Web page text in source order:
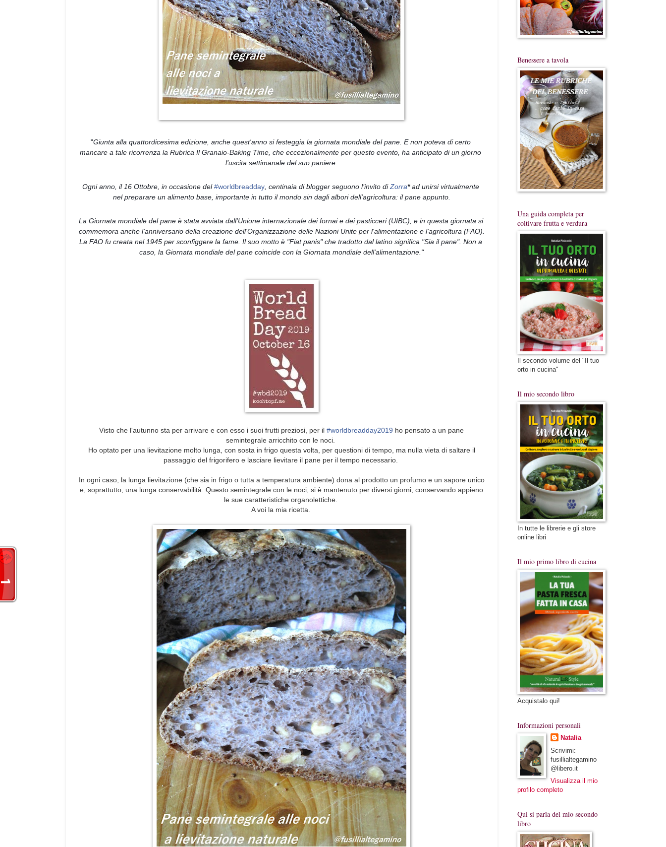
"Giunta alla quattordicesima edizione, anche quest'anno si festeggia la giornata mondiale del pane. E non poteva di certo
mancare a tale ricorrenza la Rubrica Il Granaio-Baking Time, che eccezionalmente per questo evento, ha anticipato di un giorno
l’uscita settimanale del suo paniere.
Ogni anno, il 16 Ottobre, in occasione del #worldbreadday, centinaia di blogger seguono l’invito di Zorra* ad unirsi virtualmente
nel preparare un alimento base, importante in tutto il mondo sin dagli albori dell'agricoltura: il pane appunto.
La Giornata mondiale del pane è stata avviata dall'Unione internazionale dei fornai e dei pasticceri (UIBC), e in questa giornata si
commemora anche l'anniversario della creazione dell'Organizzazione delle Nazioni Unite per l'alimentazione e l'agricoltura (FAO).
La FAO fu creata nel 1945 per sconfiggere la fame. Il suo motto è "Fiat panis" che tradotto dal latino significa "Sia il pane". Non a
caso, la Giornata mondiale del pane coincide con la Giornata mondiale dell'alimentazione."
Visto che l'autunno sta per arrivare e con esso i suoi frutti preziosi, per il #worldbreadday2019 ho pensato a un pane
semintegrale arricchito con le noci.
Ho optato per una lievitazione molto lunga, con sosta in frigo questa volta, per questioni di tempo, ma nulla vieta di saltare il
passaggio del frigorifero e lasciare lievitare il pane per il tempo necessario.
In ogni caso, la lunga lievitazione (che sia in frigo o tutta a temperatura ambiente) dona al prodotto un profumo e un sapore unico
e, soprattutto, una lunga conservabilità. Questo semintegrale con le noci, si è mantenuto per diversi giorni, conservando appieno
le sue caratteristiche organolettiche.
A voi la mia ricetta.
Benessere a tavola
Una guida completa per
coltivare frutta e verdura
Il secondo volume del "Il tuo
orto in cucina"
Il mio secondo libro
In tutte le librerie e gli store
online libri
Il mio primo libro di cucina
Acquistalo qui!
Informazioni personali
Natalia
Scrivimi:
fusillialtegamino
@libero.it
Visualizza il mio
profilo completo
Qui si parla del mio secondo
libro